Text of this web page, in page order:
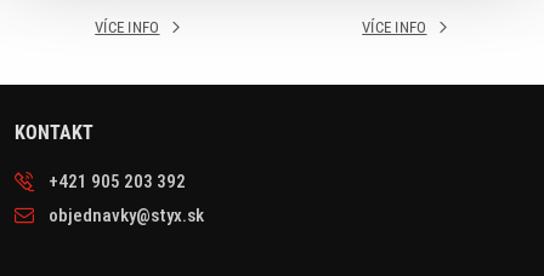
VÍCE INFO VÍCE INFO
KONTAKT
+421 905 203 392
objednavky@styx.sk